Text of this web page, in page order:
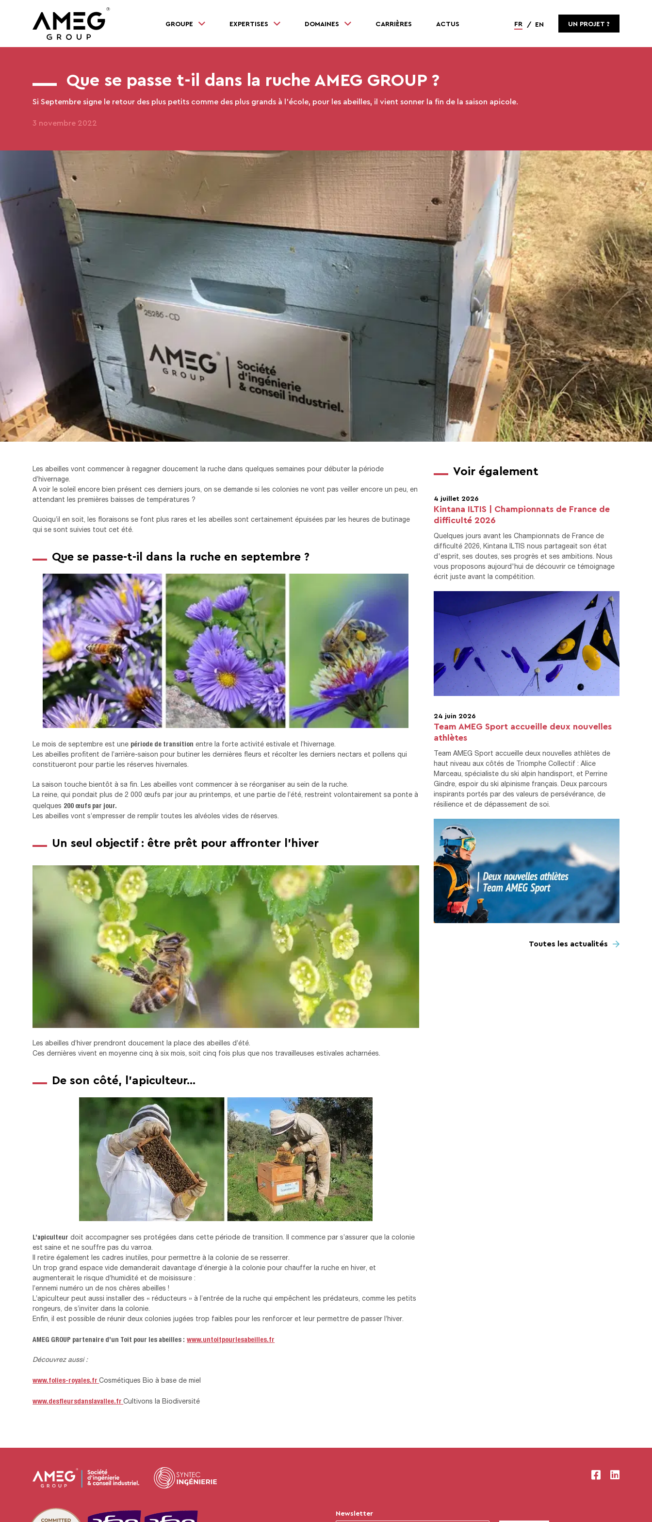
GROUPE EXPERTISES DOMAINES CARRIÈRES ACTUS FR EN UN PROJET ?
Que se passe t-il dans la ruche AMEG GROUP ?
Si Septembre signe le retour des plus petits comme des plus grands à l’école, pour les abeilles, il vient sonner la fin de la saison apicole.
3 novembre 2022
Les abeilles vont commencer à regagner doucement la ruche dans quelques semaines pour débuter la période
d’hivernage.
A voir le soleil encore bien présent ces derniers jours, on se demande si les colonies ne vont pas veiller encore un peu, en
attendant les premières baisses de températures ?
Quoiqu’il en soit, les floraisons se font plus rares et les abeilles sont certainement épuisées par les heures de butinage
qui se sont suivies tout cet été.
Que se passe-t-il dans la ruche en septembre ?
Le mois de septembre est une période de transition entre la forte activité estivale et l’hivernage.
Les abeilles profitent de l’arrière-saison pour butiner les dernières fleurs et récolter les derniers nectars et pollens qui
constitueront pour partie les réserves hivernales.
La saison touche bientôt à sa fin. Les abeilles vont commencer à se réorganiser au sein de la ruche.
La reine, qui pondait plus de 2 000 œufs par jour au printemps, et une partie de l’été, restreint volontairement sa ponte à
quelques 200 œufs par jour.
Les abeilles vont s’empresser de remplir toutes les alvéoles vides de réserves.
Un seul objectif : être prêt pour affronter l’hiver
Les abeilles d’hiver prendront doucement la place des abeilles d’été.
Ces dernières vivent en moyenne cinq à six mois, soit cinq fois plus que nos travailleuses estivales acharnées.
De son côté, l’apiculteur…
L’apiculteur doit accompagner ses protégées dans cette période de transition. Il commence par s’assurer que la colonie
est saine et ne souffre pas du varroa.
Il retire également les cadres inutiles, pour permettre à la colonie de se resserrer.
Un trop grand espace vide demanderait davantage d’énergie à la colonie pour chauffer la ruche en hiver, et
augmenterait le risque d’humidité et de moisissure :
l’ennemi numéro un de nos chères abeilles !
L’apiculteur peut aussi installer des « réducteurs » à l’entrée de la ruche qui empêchent les prédateurs, comme les petits
rongeurs, de s’inviter dans la colonie.
Enfin, il est possible de réunir deux colonies jugées trop faibles pour les renforcer et leur permettre de passer l’hiver.
AMEG GROUP partenaire d’un Toit pour les abeilles : www.untoitpourlesabeilles.fr
Découvrez aussi :
www.folies-royales.frCosmétiques Bio à base de miel
www.desfleursdanslavallee.frCultivons la Biodiversité
Voir également
4 juillet 2026
Kintana ILTIS | Championnats de France de
difficulté 2026
Quelques jours avant les Championnats de France de
difficulté 2026, Kintana ILTIS nous partageait son état
d'esprit, ses doutes, ses progrès et ses ambitions. Nous
vous proposons aujourd'hui de découvrir ce témoignage
écrit juste avant la compétition.
24 juin 2026
Team AMEG Sport accueille deux nouvelles
athlètes
Team AMEG Sport accueille deux nouvelles athlètes de
haut niveau aux côtés de Triomphe Collectif : Alice
Marceau, spécialiste du ski alpin handisport, et Perrine
Gindre, espoir du ski alpinisme français. Deux parcours
inspirants portés par des valeurs de persévérance, de
résilience et de dépassement de soi.
Toutes les actualités
Newsletter